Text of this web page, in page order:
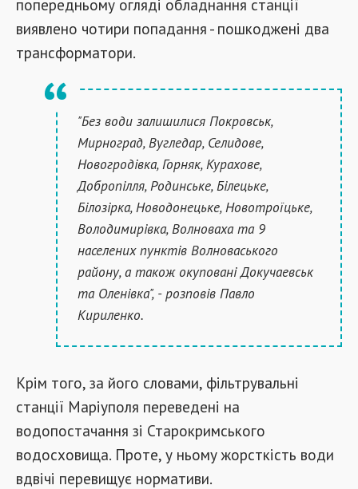
попередньому огляді обладнання станції
виявлено чотири попадання - пошкоджені два
трансформатори.
"Без води залишилися Покровськ,
Мирноград, Вугледар, Селидове,
Новогродівка, Горняк, Курахове,
Добропілля, Родинське, Білецьке,
Білозірка, Новодонецьке, Новотроїцьке,
Володимирівка, Волноваха та 9
населених пунктів Волноваського
району, а також окуповані Докучаевськ
та Оленівка", - розповів Павло
Кириленко.
Крім того, за його словами, фільтрувальні
станції Маріуполя переведені на
водопостачання зі Старокримського
водосховища. Проте, у ньому жорсткість води
вдвічі перевищує нормативи.